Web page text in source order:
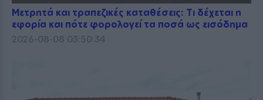
Μετρητά και τραπεζικές καταθέσεις: Τι δέχεται η
εφορία και πότε φορολογεί τα ποσά ως εισόδημα
2026-08-08 03:50:34